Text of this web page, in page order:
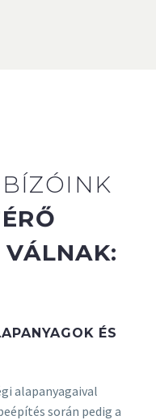
VÁLNAK:
ÉS
alapanyagaival
során pedig a